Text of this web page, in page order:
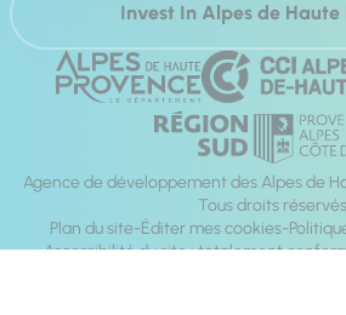
Invest In Alpes de Haute
Agence de développement des Alpes de
Tous droits réservés
Plan du site Éditer mes cookies
Accessibilité du site : totalement